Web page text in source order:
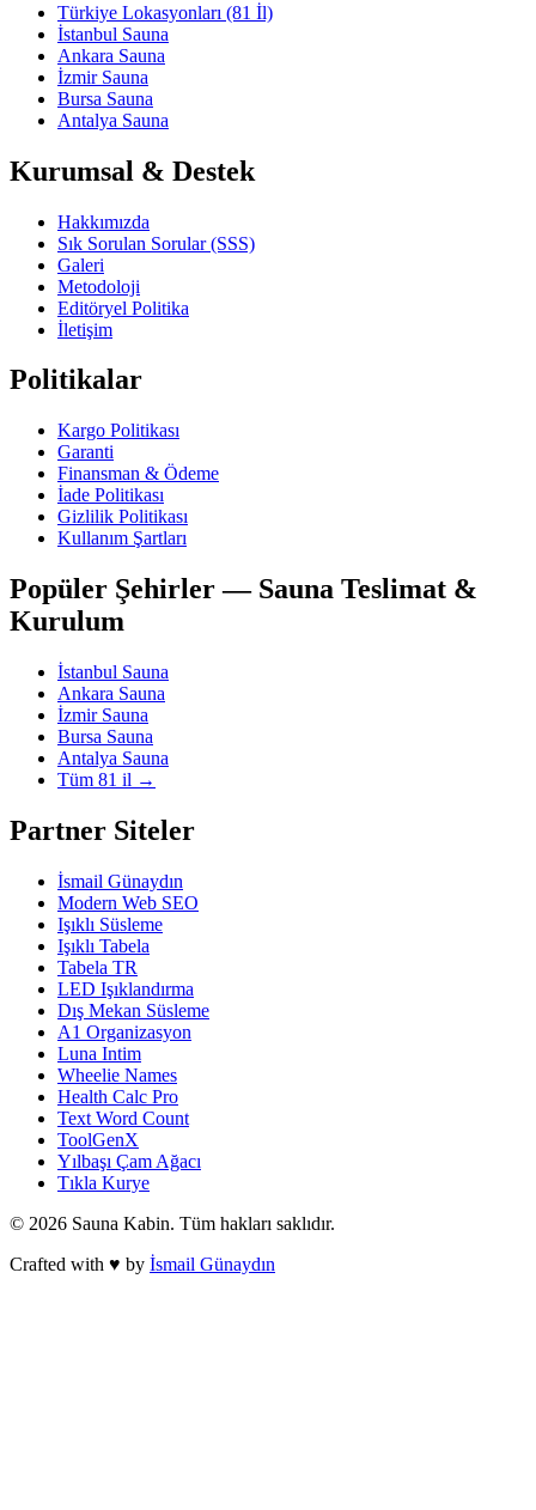
Türkiye Lokasyonları (81 İl)
İstanbul Sauna
Ankara Sauna
İzmir Sauna
Bursa Sauna
Antalya Sauna
Kurumsal & Destek
Hakkımızda
Sık Sorulan Sorular (SSS)
Galeri
Metodoloji
Editöryel Politika
İletişim
Politikalar
Kargo Politikası
Garanti
Finansman & Ödeme
İade Politikası
Gizlilik Politikası
Kullanım Şartları
Popüler Şehirler — Sauna Teslimat &
Kurulum
İstanbul Sauna
Ankara Sauna
İzmir Sauna
Bursa Sauna
Antalya Sauna
Tüm 81 il →
Partner Siteler
İsmail Günaydın
Modern Web SEO
Işıklı Süsleme
Işıklı Tabela
Tabela TR
LED Işıklandırma
Dış Mekan Süsleme
A1 Organizasyon
Luna Intim
Wheelie Names
Health Calc Pro
Text Word Count
ToolGenX
Yılbaşı Çam Ağacı
Tıkla Kurye
© 2026 Sauna Kabin. Tüm hakları saklıdır.
Crafted with ♥ by İsmail Günaydın